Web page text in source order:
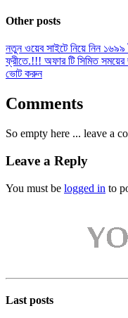
Other posts
নতুন ওয়েব সাইটে নিয়ে নিন
ফ্রীতে.!!! অফার টি সিমিত
ভোট করুন
Comments
So empty here ... leave a
Leave a Reply
You must be logged in to
Last posts